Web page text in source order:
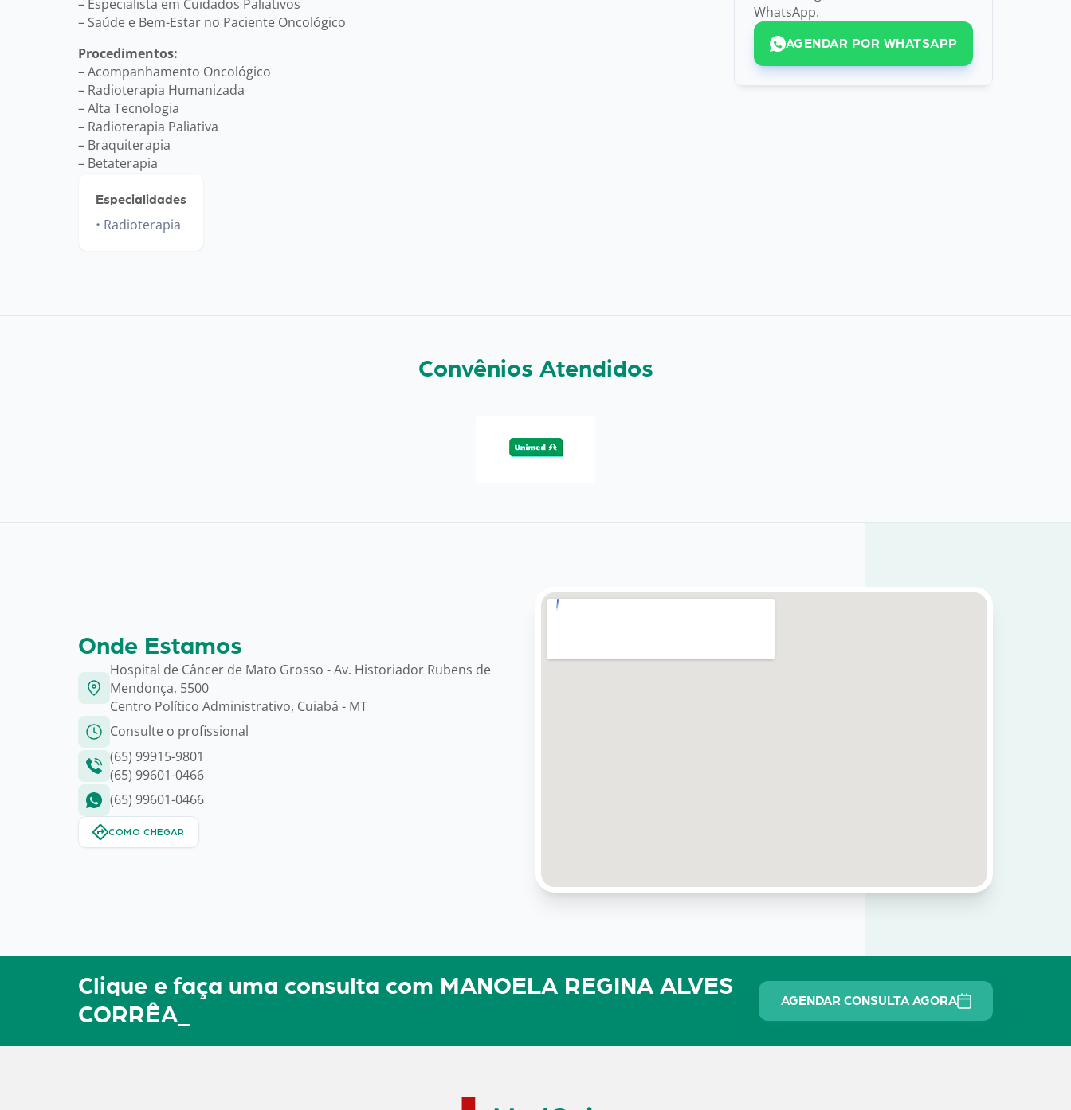
– Especialista em Cuidados Paliativos
– Saúde e Bem-Estar no Paciente Oncológico
Procedimentos:
– Acompanhamento Oncológico
– Radioterapia Humanizada
– Alta Tecnologia
– Radioterapia Paliativa
– Braquiterapia
– Betaterapia
Especialidades
Radioterapia
WhatsApp.
AGENDAR POR WHATSAPP
Convênios Atendidos
Onde Estamos
Hospital de Câncer de Mato Grosso - Av. Historiador Rubens de
Mendonça, 5500
Centro Político Administrativo, Cuiabá - MT
Consulte o profissional
(65) 99915-9801
(65) 99601-0466
(65) 99601-0466
COMO CHEGAR
Clique e faça uma consulta com MANOELA REGINA ALVES
CORRÊA_
AGENDAR CONSULTA AGORA